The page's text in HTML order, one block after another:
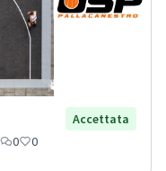
Accettata
0 0